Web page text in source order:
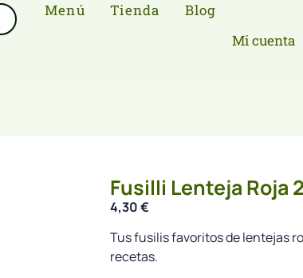
Menú Tienda
Blog
Mi cuenta
Fusilli Lenteja Roja
4,30€
Tus fusilis favoritos de lentejas
recetas.